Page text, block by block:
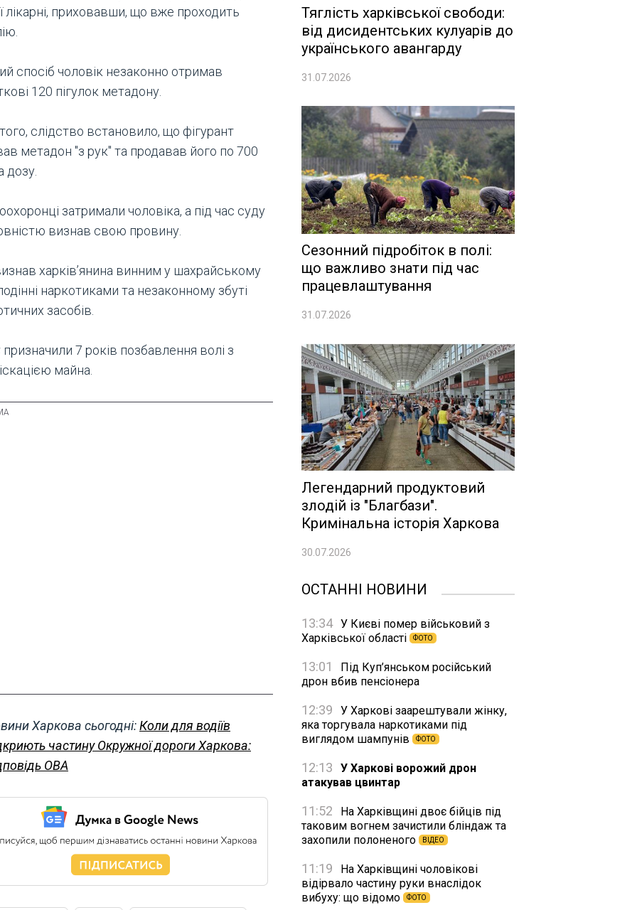
лікарні, приховавши, що вже проходить
спосіб чоловік незаконно отримав
120 пігулок метадону.
слідство встановило, що фігурант
метадон "з рук" та продавав його по 700
дозу.
затримали чоловіка, а під час суду
визнав свою провину.
харків’янина винним у шахрайському
наркотиками та незаконному збуті
засобів.
7 років позбавлення волі з
майна.
Харкова сьогодні:Коли для водіїв
частину Окружної дороги Харкова:
ОВА
Тяглість харківської свободи:
від дисидентських кулуарів до
українського авангарду
31.07.2026
Сезонний підробіток в полі:
що важливо знати під час
працевлаштування
31.07.2026
Легендарний продуктовий
злодій із "Благбази".
Кримінальна історія Харкова
30.07.2026
ОСТАННІ НОВИНИ
13:34 У Києві помер військовий з
Харківської області
ФОТО
13:01
Під Куп’янськом російський
дрон вбив пенсіонера
12:39
У Харкові заарештували жінку,
яка торгувала наркотиками під
виглядом шампунів
ФОТО
12:13
У Харкові ворожий дрон
атакував цвинтар
11:52
На Харківщині двоє бійців під
таковим вогнем зачистили бліндаж та
захопили полоненого
ВІДЕО
11:19
На Харківщині чоловікові
відірвало частину руки внаслідок
вибуху: що відомо
ФОТО